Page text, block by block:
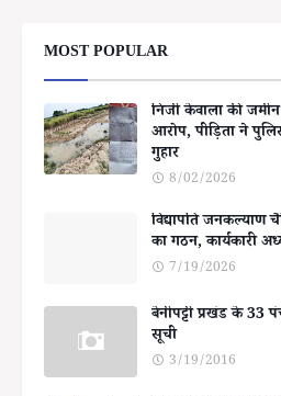
MOST POPULAR
निजी केवाला की
आरोप, पीड़िता ने
गुहार
8/02/2026
विद्यापति जनकल्याण
का गठन, कार्यकारी
7/19/2026
बेनीपट्टी प्रखंड के 33
सूची
3/19/2016